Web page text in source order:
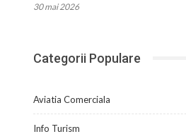
30 mai 2026
Categorii Populare
Aviatia Comerciala
Info Turism